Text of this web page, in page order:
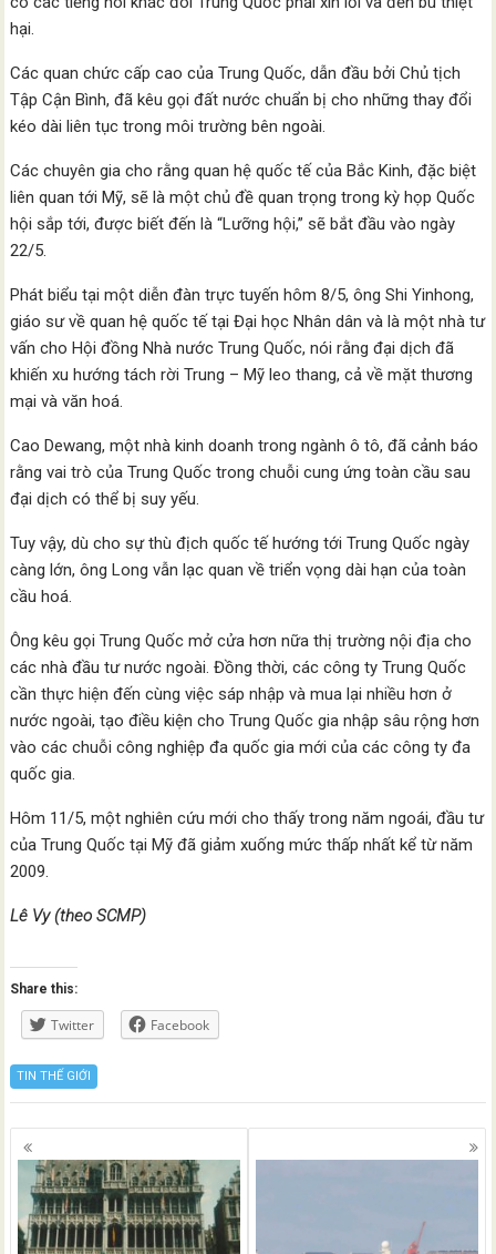
hại.
Các quan chức cấp cao của Trung Quốc, dẫn đầu bởi Chủ tịch
Tập Cận Bình, đã kêu gọi đất nước chuẩn bị cho những thay đổi
kéo dài liên tục trong môi trường bên ngoài.
Các chuyên gia cho rằng quan hệ quốc tế của Bắc Kinh, đặc biệt
liên quan tới Mỹ, sẽ là một chủ đề quan trọng trong kỳ họp Quốc
hội sắp tới, được biết đến là “Lưỡng hội,” sẽ bắt đầu vào ngày
22/5.
Phát biểu tại một diễn đàn trực tuyến hôm 8/5, ông Shi Yinhong,
giáo sư về quan hệ quốc tế tại Đại học Nhân dân và là một nhà tư
vấn cho Hội đồng Nhà nước Trung Quốc, nói rằng đại dịch đã
khiến xu hướng tách rời Trung – Mỹ leo thang, cả về mặt thương
mại và văn hoá.
Cao Dewang, một nhà kinh doanh trong ngành ô tô, đã cảnh báo
rằng vai trò của Trung Quốc trong chuỗi cung ứng toàn cầu sau
đại dịch có thể bị suy yếu.
Tuy vậy, dù cho sự thù địch quốc tế hướng tới Trung Quốc ngày
càng lớn, ông Long vẫn lạc quan về triển vọng dài hạn của toàn
cầu hoá.
Ông kêu gọi Trung Quốc mở cửa hơn nữa thị trường nội địa cho
các nhà đầu tư nước ngoài. Đồng thời, các công ty Trung Quốc
cần thực hiện đến cùng việc sáp nhập và mua lại nhiều hơn ở
nước ngoài, tạo điều kiện cho Trung Quốc gia nhập sâu rộng hơn
vào các chuỗi công nghiệp đa quốc gia mới của các công ty đa
quốc gia.
Hôm 11/5, một nghiên cứu mới cho thấy trong năm ngoái, đầu tư
của Trung Quốc tại Mỹ đã giảm xuống mức thấp nhất kể từ năm
2009.
Lê Vy (theo SCMP)
Share this:
Twitter Facebook
TIN THẾ GIỚI
Posts
navigation